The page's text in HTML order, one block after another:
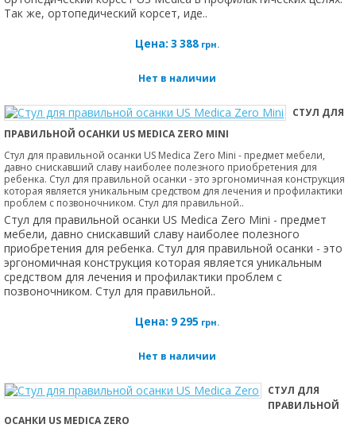
Так же, ортопедический корсет, иде..
Цена: 3 388грн.
Нет в наличии
СТУЛ ДЛЯ
ПРАВИЛЬНОЙ ОСАНКИ US MEDICA ZERO MINI
Стул для правильной осанки US Medica Zero Mini - предмет мебели,
давно снискавший славу наиболее полезного приобретения для
ребенка. Стул для правильной осанки - это эргономичная конструкция
которая является уникальным средством для лечения и профилактики
проблем с позвоночником. Стул для правильной..
Стул для правильной осанки US Medica Zero Mini - предмет
мебели, давно снискавший славу наиболее полезного
приобретения для ребенка. Стул для правильной осанки - это
эргономичная конструкция которая является уникальным
средством для лечения и профилактики проблем с
позвоночником. Стул для правильной..
Цена: 9 295 грн.
Нет в наличии
СТУЛ ДЛЯ
ПРАВИЛЬНОЙ
ОСАНКИ US MEDICA ZERO